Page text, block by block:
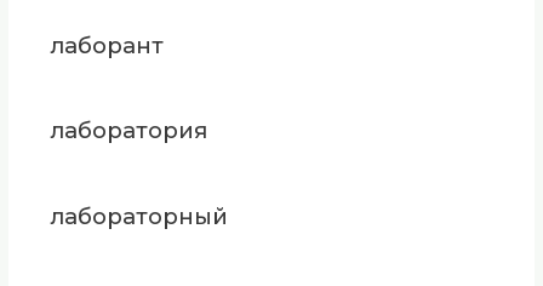
лаборант
лаборатория
лабораторный